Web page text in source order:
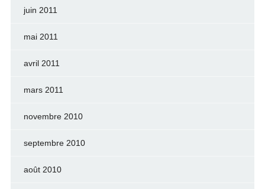
juin 2011
mai 2011
avril 2011
mars 2011
novembre 2010
septembre 2010
août 2010